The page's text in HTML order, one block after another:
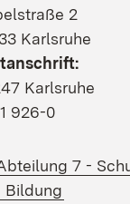
2
Karlsruhe
Karlsruhe
926-0
7 -
Bildung (Öffnet